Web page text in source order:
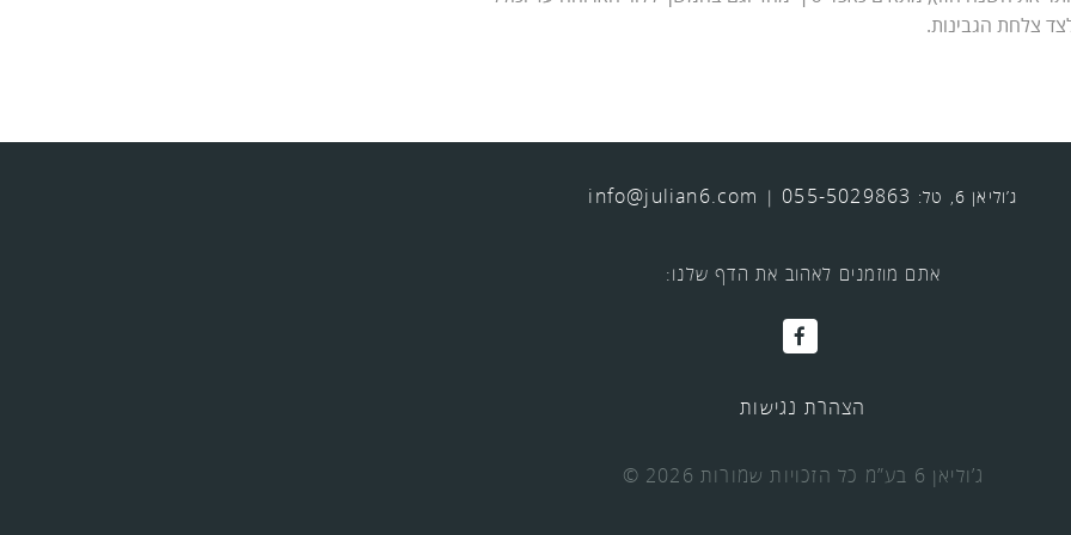
צלחת הגבינות.
ג’וליאן 6, טל: 055-5029863
|
info@julian6.com
אתם מוזמנים לאהוב את הדף שלנו:
הצהרת נגישות
© 2026 ג’וליאן 6 בע”מ כל הזכויות שמורות